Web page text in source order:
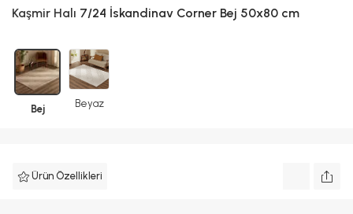
Kaşmir Halı 7/24 İskandinav Corner Bej 50x80 cm
Bej Beyaz
Ürün Özellikleri